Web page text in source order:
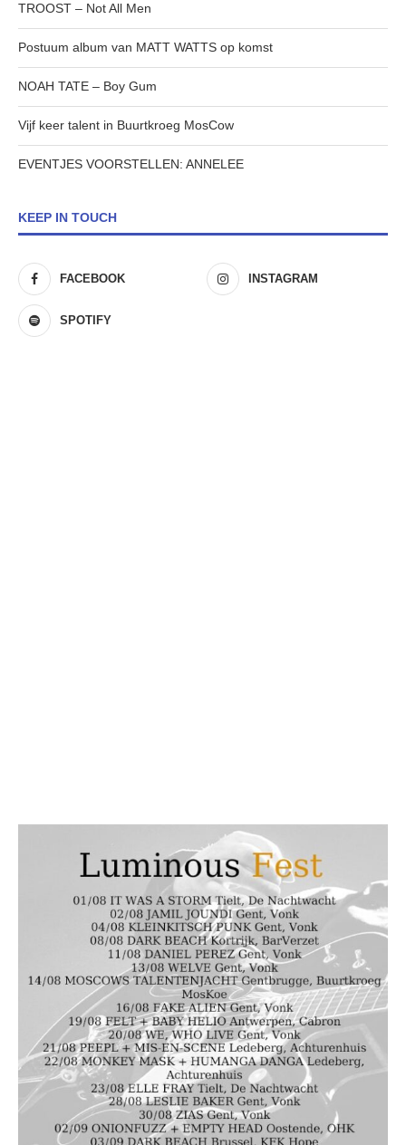
TROOST – Not All Men
Postuum album van MATT WATTS op komst
NOAH TATE – Boy Gum
Vijf keer talent in Buurtkroeg MosCow
EVENTJES VOORSTELLEN: ANNELEE
KEEP IN TOUCH
FACEBOOK INSTAGRAM
SPOTIFY